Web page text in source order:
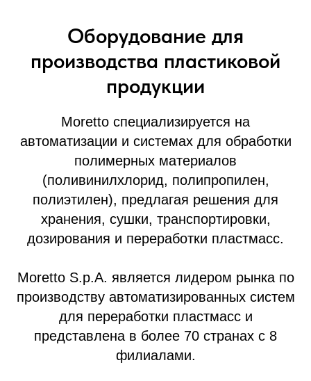
Оборудование для
производства пластиковой
продукции
Moretto специализируется на
автоматизации и системах для обработки
полимерных материалов
(поливинилхлорид, полипропилен,
полиэтилен), предлагая решения для
хранения, сушки, транспортировки,
дозирования и переработки пластмасс.
Moretto S.p.A. является лидером рынка по
производству автоматизированных систем
для переработки пластмасс и
представлена в более 70 странах с 8
филиалами.